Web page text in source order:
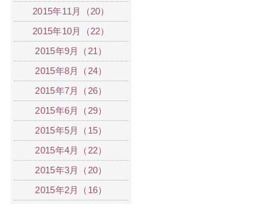
2015年11月（20）
2015年10月（22）
2015年9月（21）
2015年8月（24）
2015年7月（26）
2015年6月（29）
2015年5月（15）
2015年4月（22）
2015年3月（20）
2015年2月（16）